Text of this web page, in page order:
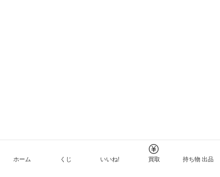
ホーム くじ いいね! 買取 持ち物 出品